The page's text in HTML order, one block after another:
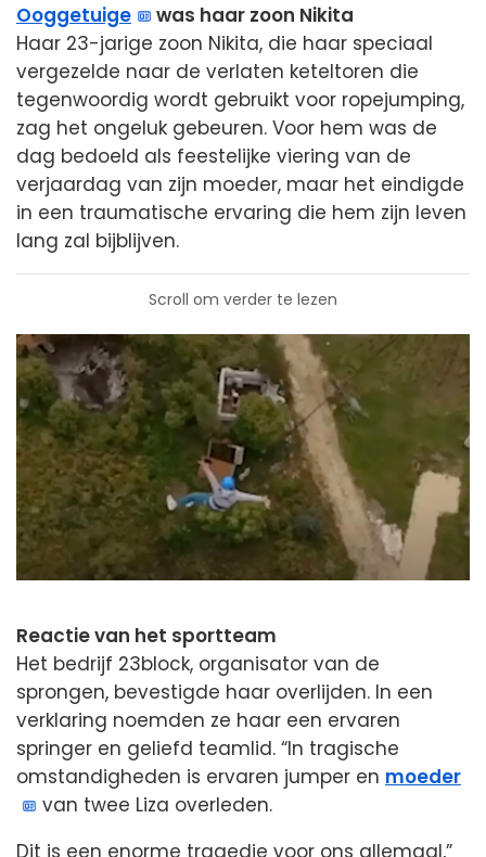
Ooggetuige
was haar zoon Nikita
Haar 23-jarige zoon Nikita, die haar speciaal
vergezelde naar de verlaten keteltoren die
tegenwoordig wordt gebruikt voor ropejumping,
zag het ongeluk gebeuren. Voor hem was de
dag bedoeld als feestelijke viering van de
verjaardag van zijn moeder, maar het eindigde
in een traumatische ervaring die hem zijn leven
lang zal bijblijven.
Scroll om verder te lezen
Reactie van het sportteam
Het bedrijf 23block, organisator van de
sprongen, bevestigde haar overlijden. In een
verklaring noemden ze haar een ervaren
springer en geliefd teamlid. “In tragische
omstandigheden is ervaren jumper en moeder
van twee Liza overleden.
Dit is een enorme tragedie voor ons allemaal,”